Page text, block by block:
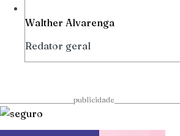
Walther Alvarenga
Redator geral
____________________publicidade___________________